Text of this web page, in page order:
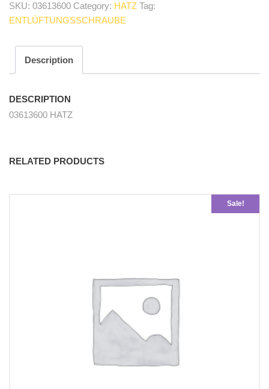
quantity
SKU: 03613600 Category: HATZ Tag:
ENTLÜFTUNGSSCHRAUBE
Description
DESCRIPTION
03613600 HATZ
RELATED PRODUCTS
Sale!